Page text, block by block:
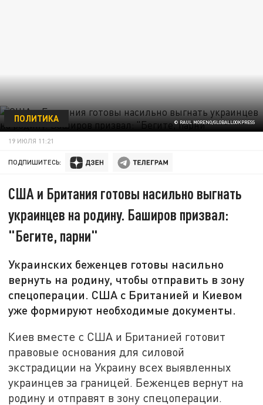
© RAUL MORENO/GLOBALLOOKPRESS
ПОЛИТИКА
19 ИЮЛЯ 11:21
ПОДПИШИТЕСЬ:
США и Британия готовы насильно выгнать
украинцев на родину. Баширов призвал:
"Бегите, парни"
Украинских беженцев готовы насильно
вернуть на родину, чтобы отправить в зону
спецоперации. США с Британией и Киевом
уже формируют необходимые документы.
Киев вместе с США и Британией готовит
правовые основания для силовой
экстрадиции на Украину всех выявленных
украинцев за границей. Беженцев вернут на
родину и отправят в зону спецоперации.